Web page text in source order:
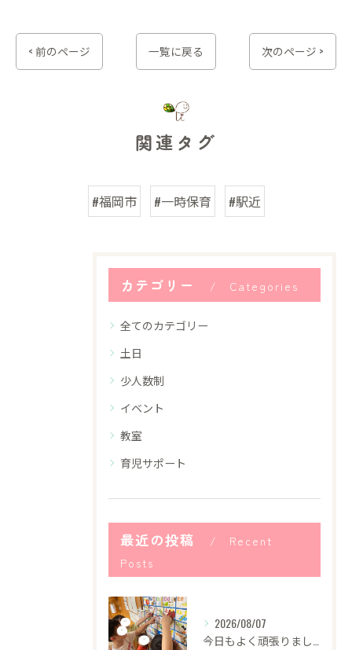
< 前のページ 一覧に戻る 次のページ >
関連タグ
#福岡市 #一時保育 #駅近
カテゴリー Categories
全てのカテゴリー
土日
少人数制
イベント
教室
育児サポート
最近の投稿
Recent
Posts
2026/08/07
今日もよく頑張りました！